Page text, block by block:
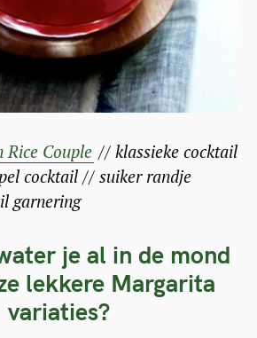
Rice Couple // klassieke cocktail
cocktail // suiker randje
garnering
je al in de mond
lekkere Margarita
variaties?